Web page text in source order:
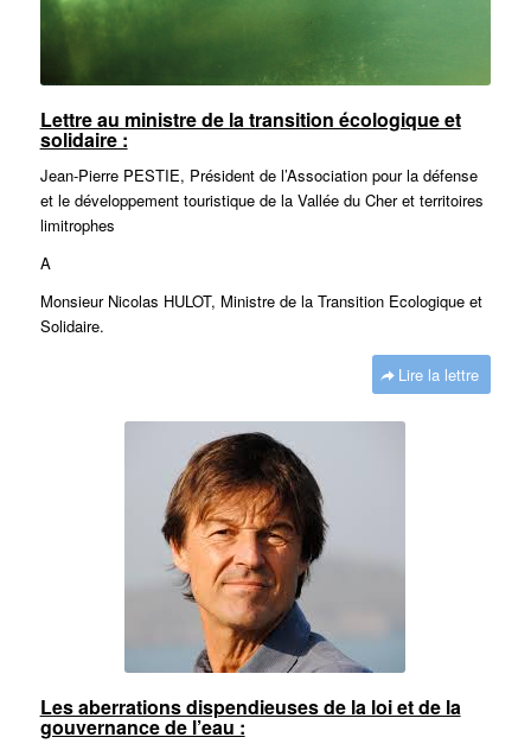
Lettre au ministre de la transition écologique et
solidaire :
Jean-Pierre PESTIE, Président de l’Association pour la défense
et le développement touristique de la Vallée du Cher et territoires
limitrophes
A
Monsieur Nicolas HULOT, Ministre de la Transition Ecologique et
Solidaire.
Lire la lettre
Les aberrations dispendieuses de la loi et de la
gouvernance de l’eau :